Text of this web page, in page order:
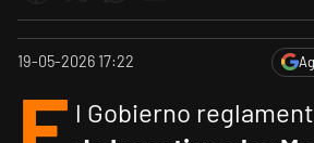
19-05-2026 17:22
l Gobierno